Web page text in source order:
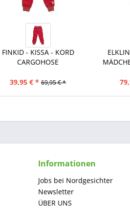
FINKID - KISSA - KORD
CARGOHOSE
39,95 € * 69,95 € *
Informationen
Jobs bei Nordgesichter
Newsletter
ÜBER UNS